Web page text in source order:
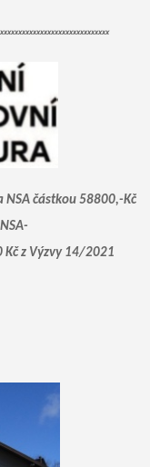
částkou 58800,-Kč
z Výzvy 14/2021